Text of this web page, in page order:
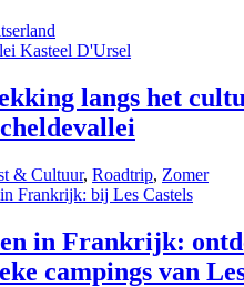
langs het
& Cultuur, Roadtrip, Zomer
in Frankrijk:
campings van